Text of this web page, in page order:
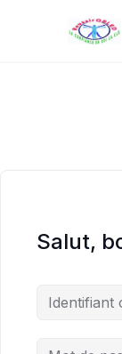
Salut,